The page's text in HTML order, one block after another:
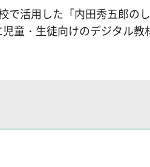
で活用した「内田秀五郎
童・生徒向けのデジタル